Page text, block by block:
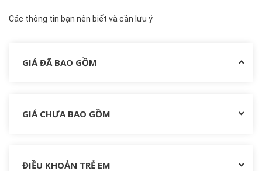
Các thông tin bạn nên biết và cần lưu ý
GIÁ ĐÃ BAO GỒM
GIÁ CHƯA BAO GỒM
ĐIỀU KHOẢN TRẺ EM